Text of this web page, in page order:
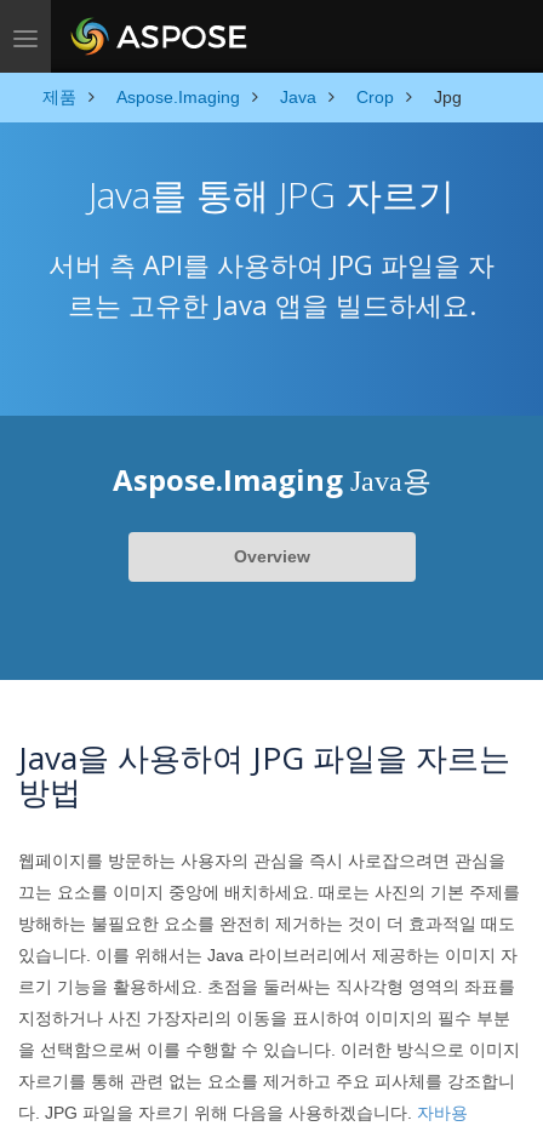
Toggle navigation
제품 Aspose.Imaging Java Crop Jpg
Java를 통해 JPG 자르기
서버 측 API를 사용하여 JPG 파일을 자
르는 고유한 Java 앱을 빌드하세요.
Aspose.Imaging Java용
Overview
Java을 사용하여 JPG 파일을 자르는
방법
웹페이지를 방문하는 사용자의 관심을 즉시 사로잡으려면 관심을
끄는 요소를 이미지 중앙에 배치하세요. 때로는 사진의 기본 주제를
방해하는 불필요한 요소를 완전히 제거하는 것이 더 효과적일 때도
있습니다. 이를 위해서는 Java 라이브러리에서 제공하는 이미지 자
르기 기능을 활용하세요. 초점을 둘러싸는 직사각형 영역의 좌표를
지정하거나 사진 가장자리의 이동을 표시하여 이미지의 필수 부분
을 선택함으로써 이를 수행할 수 있습니다. 이러한 방식으로 이미지
자르기를 통해 관련 없는 요소를 제거하고 주요 피사체를 강조합니
다. JPG 파일을 자르기 위해 다음을 사용하겠습니다. 자바용